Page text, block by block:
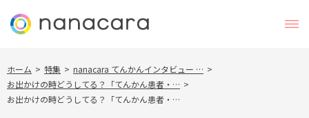
ホーム > 特集 > nanacara てんかんインタビュー … >
お出かけの時どうしてる？「てんかん患者・… >
お出かけの時どうしてる？「てんかん患者・…